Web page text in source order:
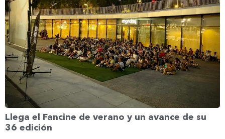
Llega el Fancine de verano y un avance de su
36 edición